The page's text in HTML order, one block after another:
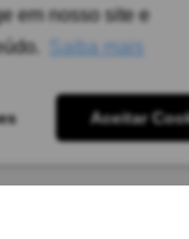
em nosso site e
Saiba mais
Aceitar
R$ 1.650,00 para todas as
meramente ilustrativas.